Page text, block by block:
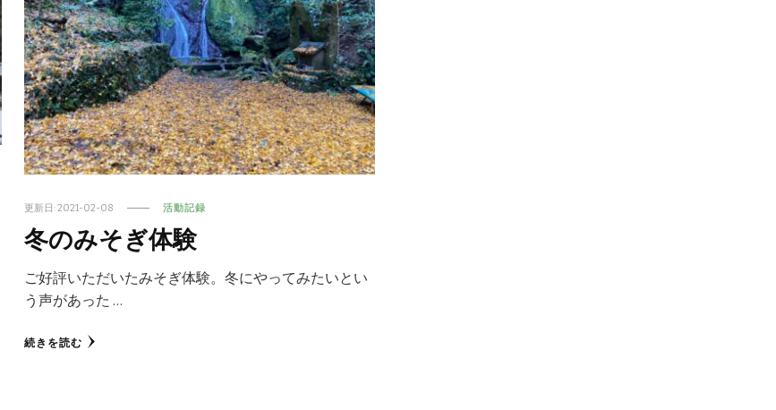
更新日:2021-02-08 活動記録
冬のみそぎ体験
ご好評いただいたみそぎ体験。冬にやってみたいとい
う声があった …
続きを読む